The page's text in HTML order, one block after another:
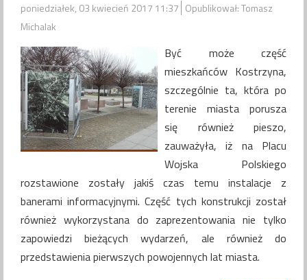
poniedziałek, 03 kwiecień 2017 11:37 Opublikował: Tomasz
Michalak
Być może część
mieszkańców Kostrzyna,
szczególnie ta, która po
terenie miasta porusza
się również pieszo,
zauważyła, iż na Placu
Wojska Polskiego
rozstawione zostały jakiś czas temu instalacje z
banerami informacyjnymi. Część tych konstrukcji został
również wykorzystana do zaprezentowania nie tylko
zapowiedzi bieżących wydarzeń, ale również do
przedstawienia pierwszych powojennych lat miasta.